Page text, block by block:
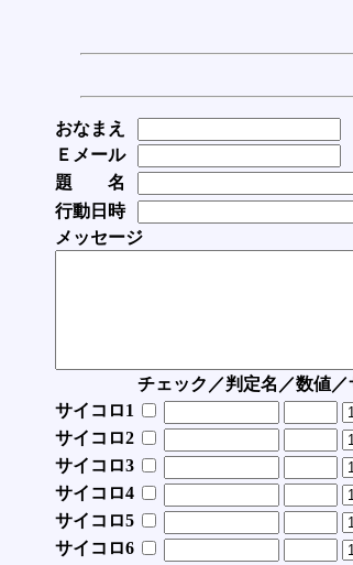
おなまえ
Ｅメール
題 名
行動日時
メッセージ
チェック／判定名／数値
サイコロ1
サイコロ2
サイコロ3
サイコロ4
サイコロ5
サイコロ6